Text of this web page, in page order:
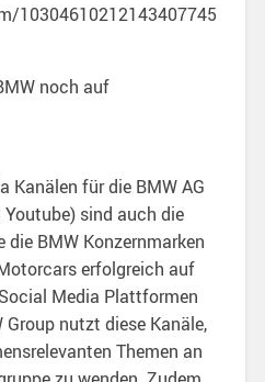
10304610212143407745
noch auf
Kanälen für die BMW AG
sind auch die
die BMW Konzernmarken
erfolgreich auf
Media Plattformen
nutzt diese Kanäle,
Themen an